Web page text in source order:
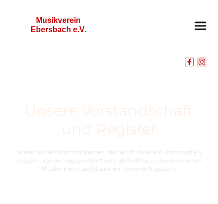
Musikverein
Ebersbach e.V.
Unsere Vorstandschaft
und Register
Lernen Sie die Menschen kennen, die den Musikverein Ebersbach e.V.
prägen – von der engagierten Vorstandschaft bis zu den talentierten
Musikerinnen und Musikern in unseren Registern.